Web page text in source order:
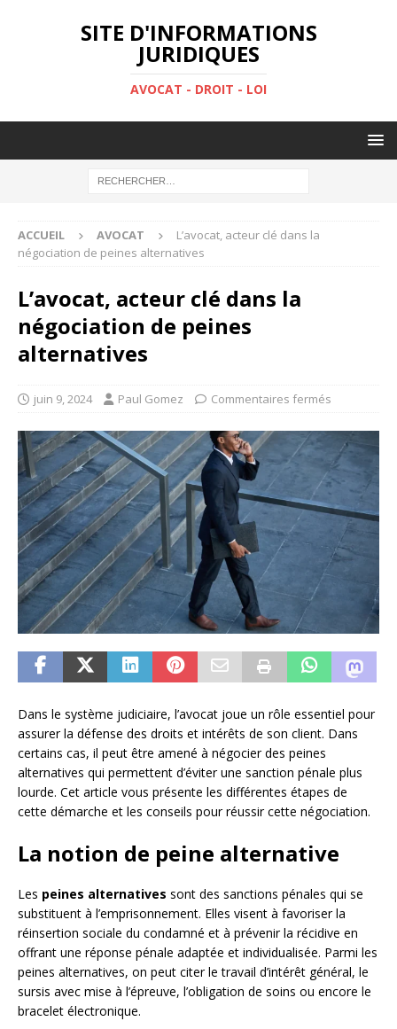
SITE D'INFORMATIONS
JURIDIQUES
AVOCAT - DROIT - LOI
ACCUEIL AVOCAT
L’avocat, acteur clé dans la
négociation de peines alternatives
L’avocat, acteur clé dans la
négociation de peines
alternatives
juin 9, 2024 Paul Gomez Commentaires fermés
Dans le système judiciaire, l’avocat joue un rôle essentiel pour
assurer la défense des droits et intérêts de son client. Dans
certains cas, il peut être amené à négocier des peines
alternatives qui permettent d’éviter une sanction pénale plus
lourde. Cet article vous présente les différentes étapes de
cette démarche et les conseils pour réussir cette négociation.
La notion de peine alternative
Les peines alternatives sont des sanctions pénales qui se
substituent à l’emprisonnement. Elles visent à favoriser la
réinsertion sociale du condamné et à prévenir la récidive en
offrant une réponse pénale adaptée et individualisée. Parmi les
peines alternatives, on peut citer le travail d’intérêt général, le
sursis avec mise à l’épreuve, l’obligation de soins ou encore le
bracelet électronique.